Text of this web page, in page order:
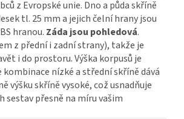
z Evropské unie. Dno a půda skříně
tl. 25 mm a jejich čelní hrany jsou
hranou. Záda jsou pohledová.
z přední i zadní strany), takže je
i do prostoru. Výška korpusů je
nízké a střední skříně dává
výšku skříně vysoké, což usnadňuje
sestav přesně na míru vašim